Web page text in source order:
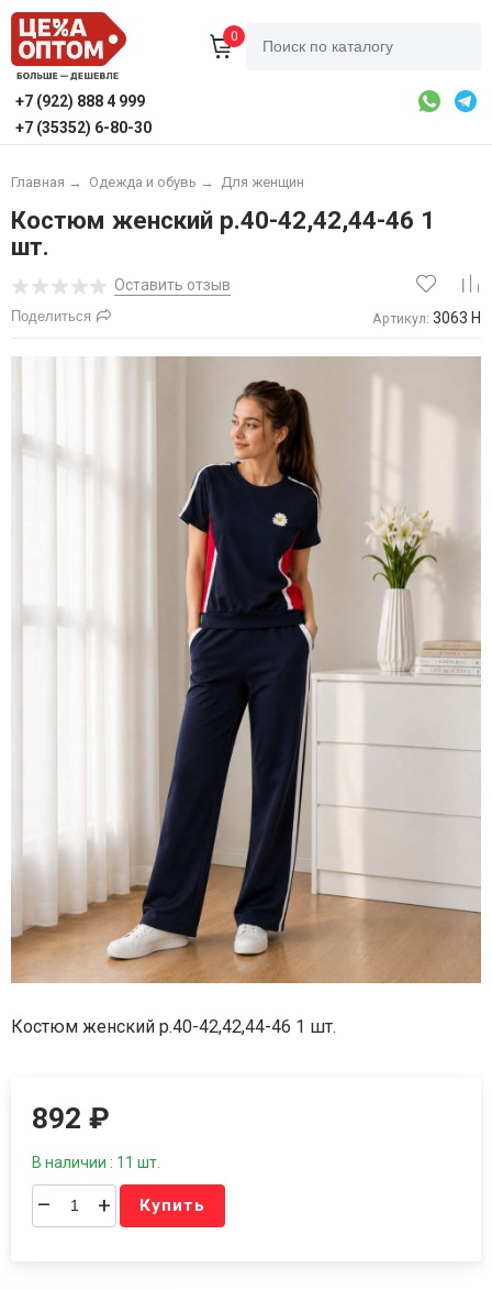
0
+7 (922) 888 4 999
+7 (35352) 6-80-30
Главная → Одежда и обувь → Для женщин
Костюм женский р.40-42,42,44-46 1
шт.
Оставить отзыв
Поделиться Артикул: 3063 Н
Костюм женский р.40-42,42,44-46 1 шт.
892₽
В наличии : 11 шт.
– + Купить